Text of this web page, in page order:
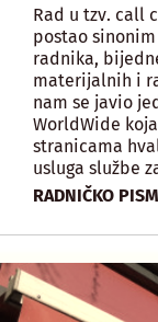
Rad u tzv. call
postao
radnika,
materijalnih i
nam se javio
WorldWide
stranicama
usluga službe
RADNIČKO